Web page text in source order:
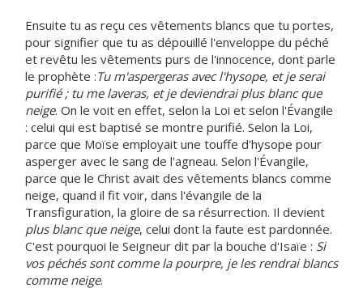
Ensuite tu as reçu ces vêtements blancs que tu portes,
pour signifier que tu as dépouillé l'enveloppe du péché
et revêtu les vêtements purs de l'innocence, dont parle
le prophète :Tu m'aspergeras avec l'hysope, et je serai
purifié ; tu me laveras, et je deviendrai plus blanc que
neige. On le voit en effet, selon la Loi et selon l'Évangile
: celui qui est baptisé se montre purifié. Selon la Loi,
parce que Moïse employait une touffe d'hysope pour
asperger avec le sang de l'agneau. Selon l'Évangile,
parce que le Christ avait des vêtements blancs comme
neige, quand il fit voir, dans l'évangile de la
Transfiguration, la gloire de sa résurrection. Il devient
plus blanc que neige, celui dont la faute est pardonnée.
C'est pourquoi le Seigneur dit par la bouche d'Isaïe : Si
vos péchés sont comme la pourpre, je les rendrai blancs
comme neige.